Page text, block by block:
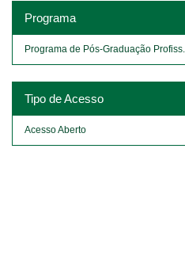
Programa
Programa de Pós-Graduação Profiss...
Tipo de Acesso
Acesso Aberto